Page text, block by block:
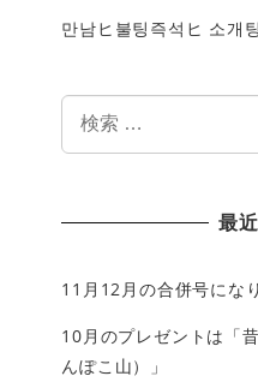
만남ヒ불팅즉석ヒ 소개
最
11月12月の合併号にな
10月のプレゼントは「
んぽこ山）」